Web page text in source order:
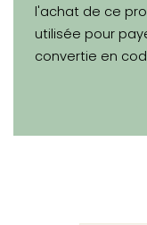
l'achat de ce
utilisée pour
convertie en